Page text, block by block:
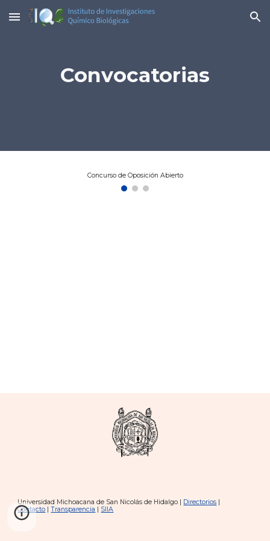
Skip to main content Skip to navigation
Convocatorias
Concurso de Oposición Abierto
Universidad Michoacana de San Nicolás de Hidalgo | Directorios
Contacto
Transparencia SIIA